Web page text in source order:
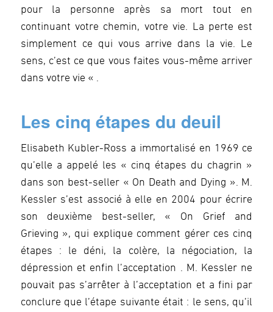
pour la personne après sa mort tout en
continuant votre chemin, votre vie. La perte est
simplement ce qui vous arrive dans la vie. Le
sens, c’est ce que vous faites vous-même arriver
dans votre vie « .
Les cinq étapes du deuil
Elisabeth Kubler-Ross a immortalisé en 1969 ce
qu’elle a appelé les « cinq étapes du chagrin »
dans son best-seller « On Death and Dying ». M.
Kessler s’est associé à elle en 2004 pour écrire
son deuxième best-seller, « On Grief and
Grieving », qui explique comment gérer ces cinq
étapes : le déni, la colère, la négociation, la
dépression et enfin l’acceptation . M. Kessler ne
pouvait pas s’arrêter à l’acceptation et a fini par
conclure que l’étape suivante était : le sens, qu’il